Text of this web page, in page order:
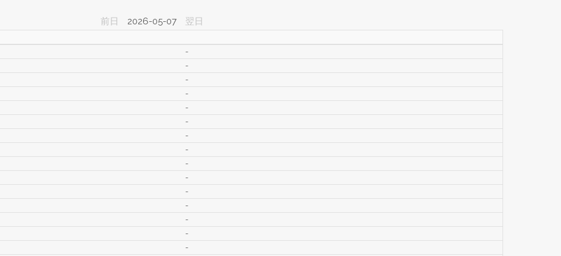
前日 2026-05-07 翌日
-
-
-
-
-
-
-
-
-
-
-
-
-
-
-